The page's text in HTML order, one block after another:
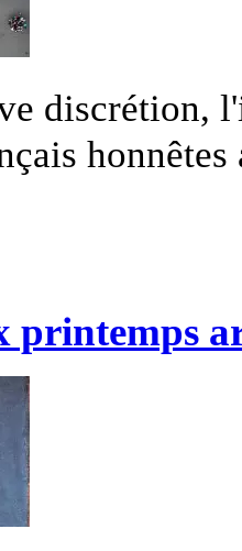
discrétion,
printemps